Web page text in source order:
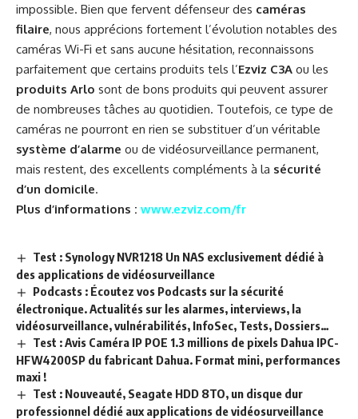
impossible. Bien que fervent défenseur des caméras
filaire, nous apprécions fortement l’évolution notables des
caméras Wi-Fi et sans aucune hésitation, reconnaissons
parfaitement que certains produits tels l’Ezviz C3A ou les
produits Arlo sont de bons produits qui peuvent assurer
de nombreuses tâches au quotidien. Toutefois, ce type de
caméras ne pourront en rien se substituer d’un véritable
système d’alarme ou de vidéosurveillance permanent,
mais restent, des excellents compléments à la sécurité
d’un domicile.
Plus d’informations : www.ezviz.com/fr
Test : Synology NVR1218 Un NAS exclusivement dédié à
des applications de vidéosurveillance
Podcasts : Écoutez vos Podcasts sur la sécurité
électronique. Actualités sur les alarmes, interviews, la
vidéosurveillance, vulnérabilités, InfoSec, Tests, Dossiers…
Test : Avis Caméra IP POE 1.3 millions de pixels Dahua IPC-
HFW4200SP du fabricant Dahua. Format mini, performances
maxi !
Test : Nouveauté, Seagate HDD 8TO, un disque dur
professionnel dédié aux applications de vidéosurveillance